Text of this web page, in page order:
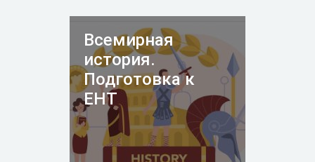
Всемирная
история.
Подготовка к
ЕНТ